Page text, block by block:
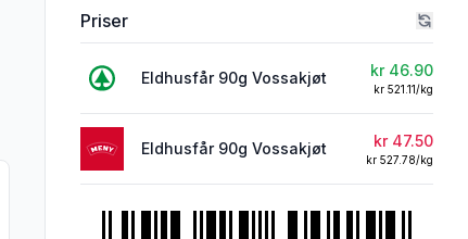
Priser
Eldhusfår 90g Vossakjøt kr 46.90
kr 521.11/kg
Eldhusfår 90g Vossakjøt kr 47.50
kr 527.78/kg